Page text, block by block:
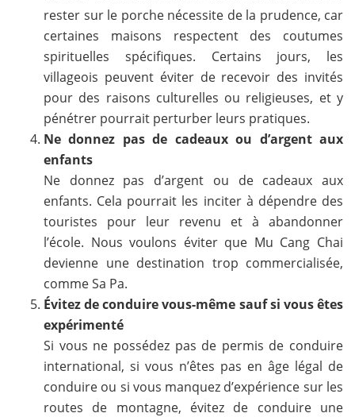
rester sur le porche nécessite de la prudence, car
certaines maisons respectent des coutumes
spirituelles spécifiques. Certains jours, les
villageois peuvent éviter de recevoir des invités
pour des raisons culturelles ou religieuses, et y
pénétrer pourrait perturber leurs pratiques.
Ne donnez pas de cadeaux ou d’argent aux
enfants
Ne donnez pas d’argent ou de cadeaux aux
enfants. Cela pourrait les inciter à dépendre des
touristes pour leur revenu et à abandonner
l’école. Nous voulons éviter que Mu Cang Chai
devienne une destination trop commercialisée,
comme Sa Pa.
Évitez de conduire vous-même sauf si vous êtes
expérimenté
Si vous ne possédez pas de permis de conduire
international, si vous n’êtes pas en âge légal de
conduire ou si vous manquez d’expérience sur les
routes de montagne, évitez de conduire une